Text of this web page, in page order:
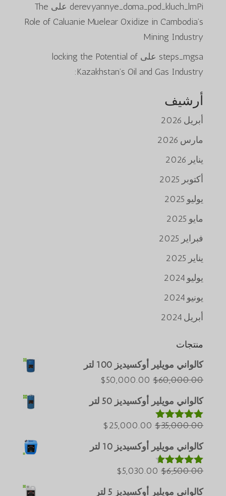
derevyannye_doma_pod_kluch_lmPi على The
Role of Caluanie Muelear Oxidize in Cambodia’s
Mining Industry
steps_mgsa على locking the Potential of
Kazakhstan’s Oil and Gas Industry:
أرشيف
أبريل 2026
مارس 2026
يناير 2026
أكتوبر 2025
يوليو 2025
مايو 2025
فبراير 2025
يناير 2025
يوليو 2024
يونيو 2024
أبريل 2024
منتجات
كالواني مويلير أوكسيديز 100 لتر
$60,000.00
السعر
الأصلي
هو:
$60,000.00.
$50,000.00 السعر
الحالي
هو:
كالواني مويلير أوكسيديز 50 لتر
تم التقييم
$35,000.00
السعر
الأصلي
هو:
$35,000.00.
$25,000.00 السعر
الحالي
هو:
كالواني مويلير أوكسيديز 10 لتر
تم التقييم$6,500.00
السعر
الأصلي
$5,030.00 السعر
الحالي
كالواني مويلير أوكسيديز 5 لتر
한국어
Русский
ភាសាខ្មែរ
Bahasa Melayu
ພາສາລາວ
Türkçe
Azərbaycan dili
Português do Brasil